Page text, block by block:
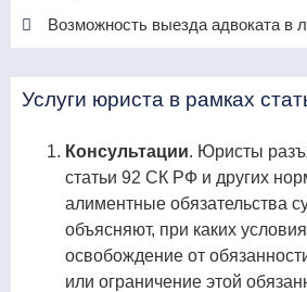
Возможность выезда адвоката в
Услуги юриста в рамках
Консультации. Юристы
статьи 92 СК РФ и других
алиментные обязательства
объясняют, при каких
освобождение от
или ограничение этой